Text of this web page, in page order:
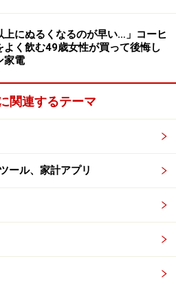
め買いをする場合も、使い切れ
とが重要だと思いました」と、
教えてくれました。
ンケート
日
の250人（男性：57人、女性：
）
のまま記載しています。
ます。回答に含まれない社会
険料、不定期な支出、使途不明
上にぬるくなるのが早い…」コーヒ
よく飲む49歳女性が買って後悔し
家電
関連するテーマ
ール、家計アプリ